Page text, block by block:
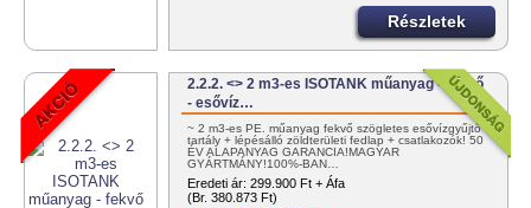
Részletek
2.2.2. <> 2 m3-es ISOTANK műanyag - fekvő
- esővíz…
~ 2 m3-es PE. műanyag fekvő szögletes esővízgyűjtő
tartály + lépésálló zöldterületi fedlap + csatlakozók! 50
ÉV ALAPANYAG GARANCIA!MAGYAR
GYÁRTMÁNY!100%-BAN…
Eredeti ár: 299.900 Ft + Áfa
(Br. 380.873 Ft)